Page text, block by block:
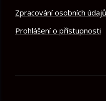
Zpracování osobních údajů
Prohlášení o přístupnosti